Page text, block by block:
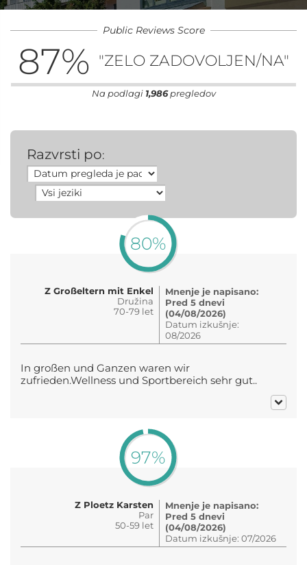
Public Reviews Score
87% "ZELO ZADOVOLJEN/NA"
Na podlagi 1,986pregledov
Razvrsti po:
80%
Z Großeltern mit Enkel
Družina
70-79 let
Mnenje je napisano:
Pred 5 dnevi
(04/08/2026)
Datum izkušnje:
08/2026
In großen und Ganzen waren wir
zufrieden.Wellness und Sportbereich sehr gut..
97%
Z Ploetz Karsten
Par
50-59 let
Mnenje je napisano:
Pred 5 dnevi
(04/08/2026)
Datum izkušnje: 07/2026